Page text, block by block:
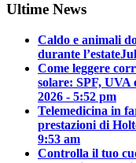
Ultime News
Caldo e animali
durante l’estate
Come leggere
solare: SPF, UVA
2026 - 5:52 pm
Telemedicina in
prestazioni di
9:53 am
Controlla il tuo